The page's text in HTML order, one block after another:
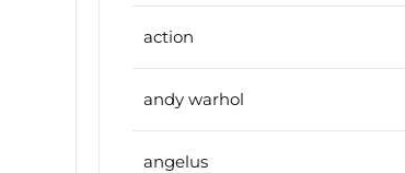
action
andy warhol
angelus